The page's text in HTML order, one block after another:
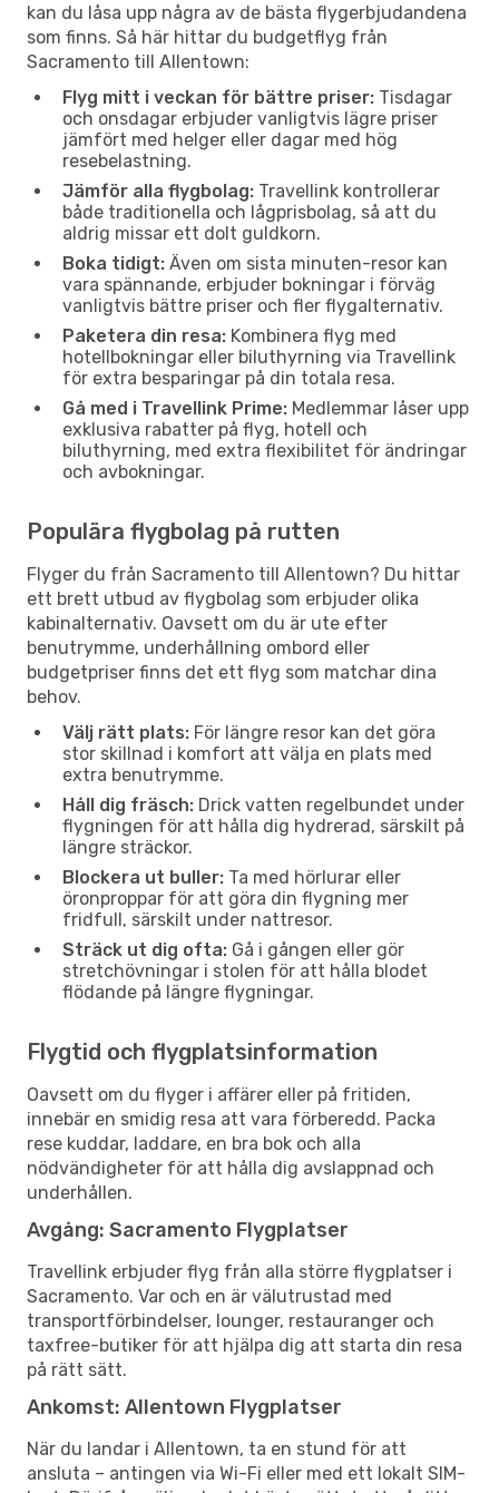
kan du låsa upp några av de bästa flygerbjudandena
som finns. Så här hittar du budgetflyg från
Sacramento till Allentown:
Flyg mitt i veckan för bättre priser: Tisdagar
och onsdagar erbjuder vanligtvis lägre priser
jämfört med helger eller dagar med hög
resebelastning.
Jämför alla flygbolag: Travellink kontrollerar
både traditionella och lågprisbolag, så att du
aldrig missar ett dolt guldkorn.
Boka tidigt: Även om sista minuten-resor kan
vara spännande, erbjuder bokningar i förväg
vanligtvis bättre priser och fler flygalternativ.
Paketera din resa: Kombinera flyg med
hotellbokningar eller biluthyrning via Travellink
för extra besparingar på din totala resa.
Gå med i Travellink Prime: Medlemmar låser upp
exklusiva rabatter på flyg, hotell och
biluthyrning, med extra flexibilitet för ändringar
och avbokningar.
Populära flygbolag på rutten
Flyger du från Sacramento till Allentown? Du hittar
ett brett utbud av flygbolag som erbjuder olika
kabinalternativ. Oavsett om du är ute efter
benutrymme, underhållning ombord eller
budgetpriser finns det ett flyg som matchar dina
behov.
Välj rätt plats: För längre resor kan det göra
stor skillnad i komfort att välja en plats med
extra benutrymme.
Håll dig fräsch: Drick vatten regelbundet under
flygningen för att hålla dig hydrerad, särskilt på
längre sträckor.
Blockera ut buller: Ta med hörlurar eller
öronproppar för att göra din flygning mer
fridfull, särskilt under nattresor.
Sträck ut dig ofta: Gå i gången eller gör
stretchövningar i stolen för att hålla blodet
flödande på längre flygningar.
Flygtid och flygplatsinformation
Oavsett om du flyger i affärer eller på fritiden,
innebär en smidig resa att vara förberedd. Packa
rese kuddar, laddare, en bra bok och alla
nödvändigheter för att hålla dig avslappnad och
underhållen.
Avgång: Sacramento Flygplatser
Travellink erbjuder flyg från alla större flygplatser i
Sacramento. Var och en är välutrustad med
transportförbindelser, lounger, restauranger och
taxfree-butiker för att hjälpa dig att starta din resa
på rätt sätt.
Ankomst: Allentown Flygplatser
När du landar i Allentown, ta en stund för att
ansluta – antingen via Wi-Fi eller med ett lokalt SIM-